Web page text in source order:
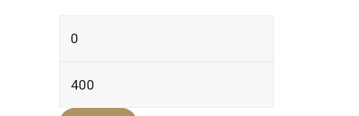
prijs